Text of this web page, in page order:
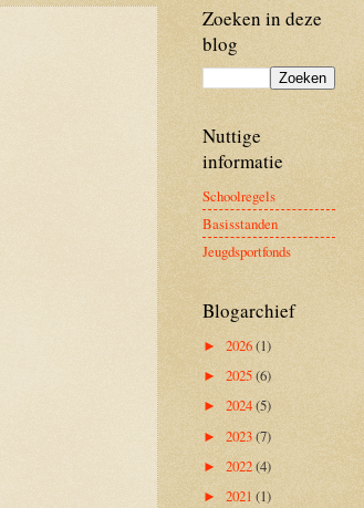
Zoeken in deze
blog
Nuttige
informatie
Schoolregels
Basisstanden
Jeugdsportfonds
Blogarchief
► 2026(1)
► 2025(6)
► 2024(5)
► 2023(7)
► 2022(4)
► 2021 (1)